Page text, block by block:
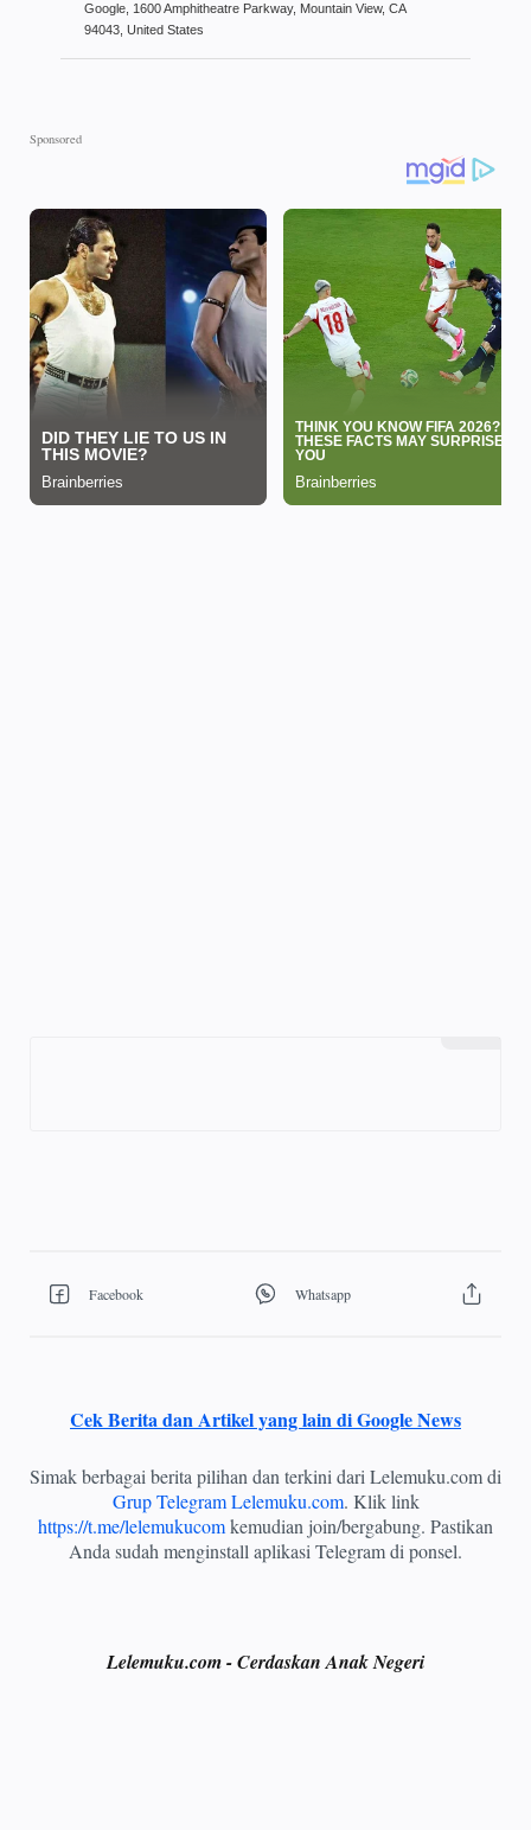
Google, 1600 Amphitheatre Parkway, Mountain View, CA
94043, United States
Cek Berita dan Artikel yang lain di Google News
Simak berbagai berita pilihan dan terkini dari Lelemuku.com di
Grup Telegram Lelemuku.com. Klik link
https://t.me/lelemukucomkemudian join/bergabung. Pastikan
Anda sudah menginstall aplikasi Telegram di ponsel.
Lelemuku.com - Cerdaskan Anak Negeri